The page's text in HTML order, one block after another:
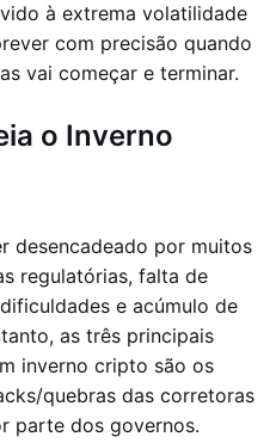
à extrema volatilidade
com precisão quando
vai começar e terminar.
o Inverno
desencadeado por muitos
regulatórias, falta de
e acúmulo de
as três principais
inverno cripto são os
quebras das corretoras
parte dos governos.